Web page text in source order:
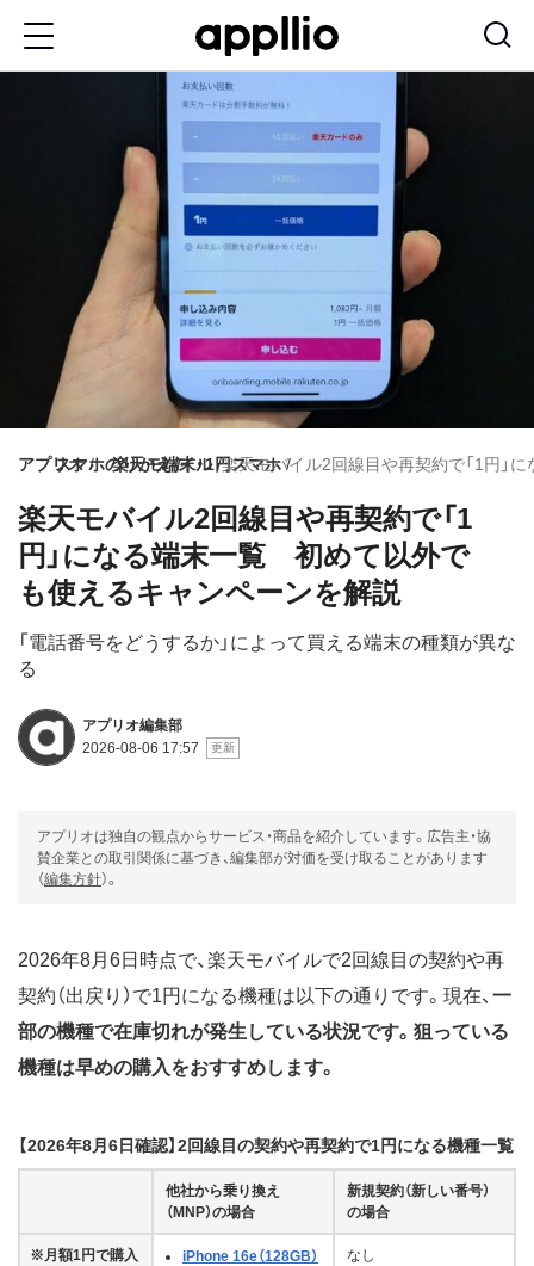
アプリオスマホのりかえ
楽天モバイル端末・1円スマホ楽天モバイル2回線目や再契約で「1円
楽天モバイル2回線目や再契約で「1
円」になる端末一覧 初めて以外で
も使えるキャンペーンを解説
「電話番号をどうするか」によって買える端末の種類が異な
る
アプリオ編集部
2026-08-06 17:57
アプリオは独自の観点からサービス・商品を紹介しています。広告主・協
賛企業との取引関係に基づき、編集部が対価を受け取ることがあります
（編集方針）。
2026年8月6日時点で、楽天モバイルで2回線目の契約や再
契約（出戻り）で1円になる機種は以下の通りです。現在、 一
部の機種で在庫切れが発生している状況です。狙っている
機種は早めの購入をおすすめします。
【2026年8月6日確認】2回線目の契約や再契約で1円になる機種一覧
他社から乗り換え
（MNP）の場合
新規契約（新しい番号）
の場合
※月額1円で購入
iPhone 16e（128GB）
なし